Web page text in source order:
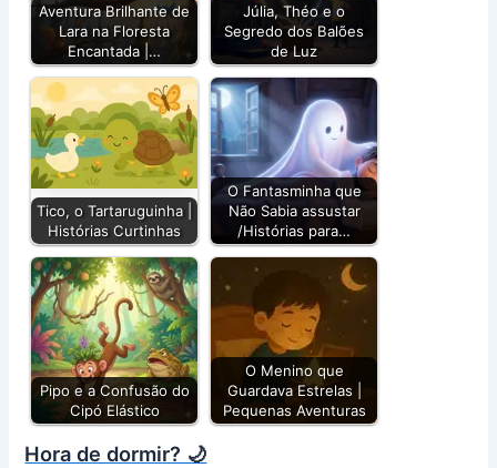
Aventura Brilhante de
Lara na Floresta
Encantada |…
Júlia, Théo e o
Segredo dos Balões
de Luz
Tico, o Tartaruguinha |
Histórias Curtinhas
O Fantasminha que
Não Sabia assustar
/Histórias para…
Pipo e a Confusão do
Cipó Elástico
O Menino que
Guardava Estrelas |
Pequenas Aventuras
Hora de dormir? 🌙